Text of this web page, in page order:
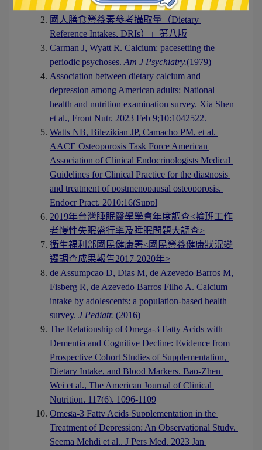
衛生福利部國民健康署<認識骨質疏鬆症>
國人膳食營養素參考攝取量（Dietary
Reference Intakes, DRIs）」第八版
Carman J, Wyatt R. Calcium: pacesetting the
periodic psychoses. Am J Psychiatry.(1979)
Association between dietary calcium and
depression among American adults: National
health and nutrition examination survey. Xia Shen
et al., Front Nutr. 2023 Feb 9;10:1042522.
Watts NB, Bilezikian JP, Camacho PM, et al.
AACE Osteoporosis Task Force American
Association of Clinical Endocrinologists Medical
Guidelines for Clinical Practice for the diagnosis
and treatment of postmenopausal osteoporosis.
Endocr Pract. 2010;16(Suppl
2019年台灣睡眠醫學學會年度調查<輪班工作
者慢性失眠盛行率及睡眠問題大調查>
衛生福利部國民健康署<國民營養健康狀況變
遷調查成果報告2017-2020年>
de Assumpcao D, Dias M, de Azevedo Barros M,
Fisberg R, de Azevedo Barros Filho A. Calcium
intake by adolescents: a population-based health
survey. J Pediatr. (2016)
The Relationship of Omega-3 Fatty Acids with
Dementia and Cognitive Decline: Evidence from
Prospective Cohort Studies of Supplementation,
Dietary Intake, and Blood Markers. Bao-Zhen
Wei et al., The American Journal of Clinical
Nutrition, 117(6), 1096-1109
Omega-3 Fatty Acids Supplementation in the
Treatment of Depression: An Observational Study.
Seema Mehdi et al., J Pers Med. 2023 Jan